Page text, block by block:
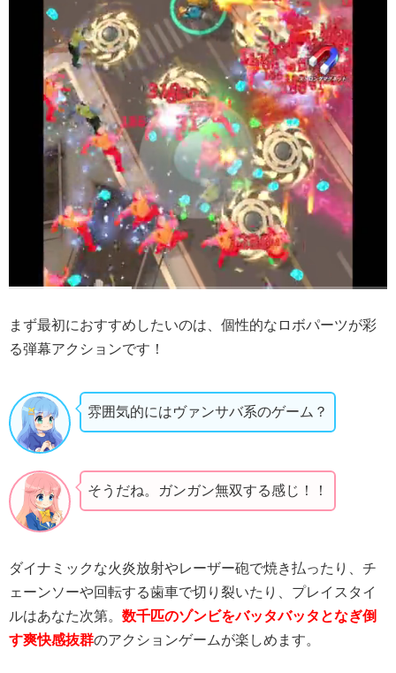
まず最初におすすめしたいのは、個性的なロボパーツが彩
る弾幕アクションです！
雰囲気的にはヴァンサバ系のゲーム？
そうだね。ガンガン無双する感じ！！
ダイナミックな火炎放射やレーザー砲で焼き払ったり、チ
ェーンソーや回転する歯車で切り裂いたり、プレイスタイ
ルはあなた次第。 数千匹のゾンビをバッタバッタとなぎ倒
す爽快感抜群のアクションゲームが楽しめます。